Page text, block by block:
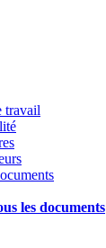
travail
les documents